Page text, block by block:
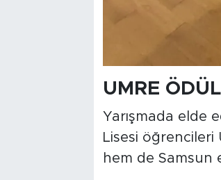
UMRE
Yarışmada elde
Lisesi öğrencileri
hem de Samsun